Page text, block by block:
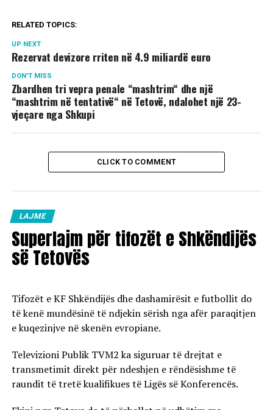
RELATED TOPICS:
UP NEXT
Rezervat devizore rriten në 4.9 miliardë euro
DON'T MISS
Zbardhen tri vepra penale “mashtrim“ dhe një
“mashtrim në tentativë“ në Tetovë, ndalohet një 23-
vjeçare nga Shkupi
CLICK TO COMMENT
LAJME
Superlajm për tifozët e Shkëndijës
së Tetovës
Tifozët e KF Shkëndijës dhe dashamirësit e futbollit do
të kenë mundësinë të ndjekin sërish nga afër paraqitjen
e kuqezinjve në skenën evropiane.
Televizioni Publik TVM2 ka siguruar të drejtat e
transmetimit direkt për ndeshjen e rëndësishme të
raundit të tretë kualifikues të Ligës së Konferencës.